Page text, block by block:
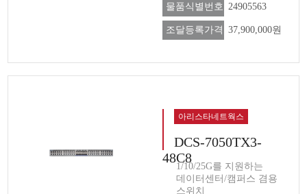
물품식별번호 24905563
조달등록가격 37,900,000원
아리스타네트웍스
DCS-7050TX3-
48C8
1/10/25G를 지원하는
데이터센터/캠퍼스 겸용
스위치